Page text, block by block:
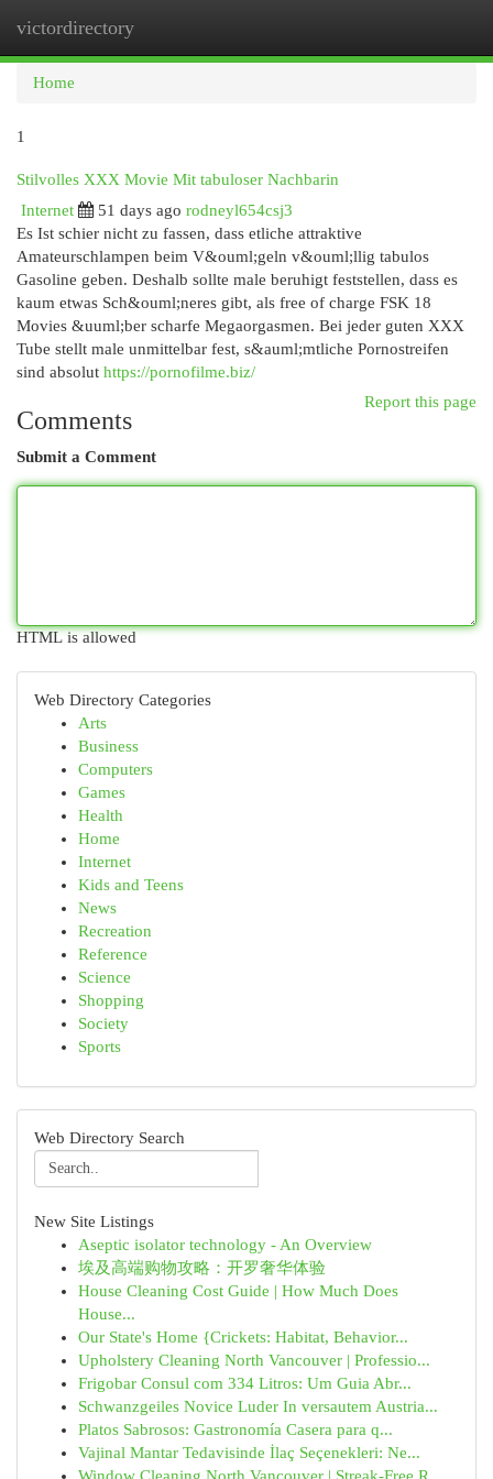
victordirectory
Home
1
Stilvolles XXX Movie Mit tabuloser Nachbarin
Internet
51 days ago rodneyl654csj3
Es Ist schier nicht zu fassen, dass etliche attraktive
Amateurschlampen beim V&ouml;geln v&ouml;llig tabulos
Gasoline geben. Deshalb sollte male beruhigt feststellen, dass es
kaum etwas Sch&ouml;neres gibt, als free of charge FSK 18
Movies &uuml;ber scharfe Megaorgasmen. Bei jeder guten XXX
Tube stellt male unmittelbar fest, s&auml;mtliche Pornostreifen
sind absolut https://pornofilme.biz/
Report this page
Comments
Submit a Comment
HTML is allowed
Web Directory Categories
Arts
Business
Computers
Games
Health
Home
Internet
Kids and Teens
News
Recreation
Reference
Science
Shopping
Society
Sports
Web Directory Search
New Site Listings
Aseptic isolator technology - An Overview
埃及高端购物攻略：开罗奢华体验
House Cleaning Cost Guide | How Much Does
House...
Our State's Home {Crickets: Habitat, Behavior...
Upholstery Cleaning North Vancouver | Professio...
Frigobar Consul com 334 Litros: Um Guia Abr...
Schwanzgeiles Novice Luder In versautem Austria...
Platos Sabrosos: Gastronomía Casera para q...
Vajinal Mantar Tedavisinde İlaç Seçenekleri: Ne...